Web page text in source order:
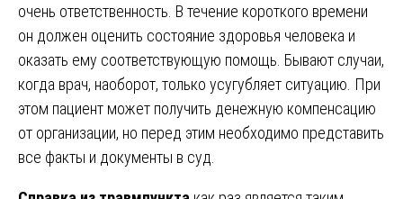
очень ответственность. В течение короткого времени
он должен оценить состояние здоровья человека и
оказать ему соответствующую помощь. Бывают случаи,
когда врач, наоборот, только усугубляет ситуацию. При
этом пациент может получить денежную компенсацию
от организации, но перед этим необходимо представить
все факты и документы в суд.